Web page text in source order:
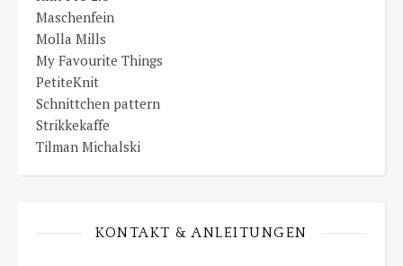
Maschenfein
Molla Mills
My Favourite Things
PetiteKnit
Schnittchen pattern
Strikkekaffe
Tilman Michalski
KONTAKT & ANLEITUNGEN